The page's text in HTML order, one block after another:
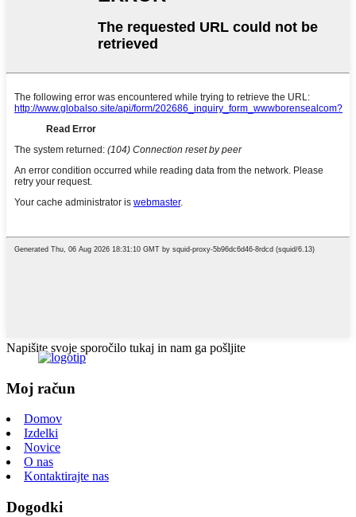
Napišite svoje sporočilo tukaj in nam ga pošljite
Moj račun
Domov
Izdelki
Novice
O nas
Kontaktirajte nas
Dogodki